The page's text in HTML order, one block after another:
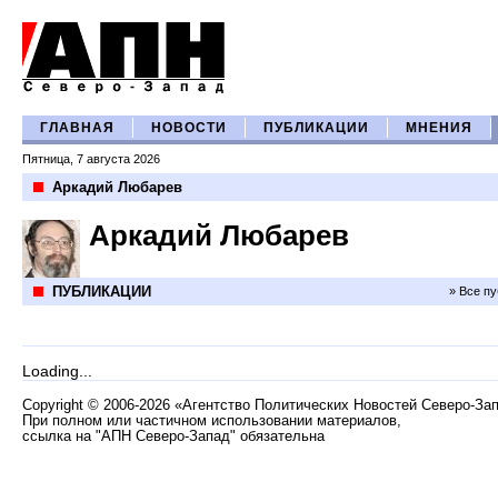
ГЛАВНАЯ НОВОСТИ ПУБЛИКАЦИИ МНЕНИЯ
Пятница, 7 августа 2026
Аркадий Любарев
Аркадий Любарев
ПУБЛИКАЦИИ » Все
Loading...
Copyright © 2006-2026 «Агентство Политических Новостей Северо-
При полном или частичном использовании материалов,
ссылка на "АПН Северо-Запад" обязательна